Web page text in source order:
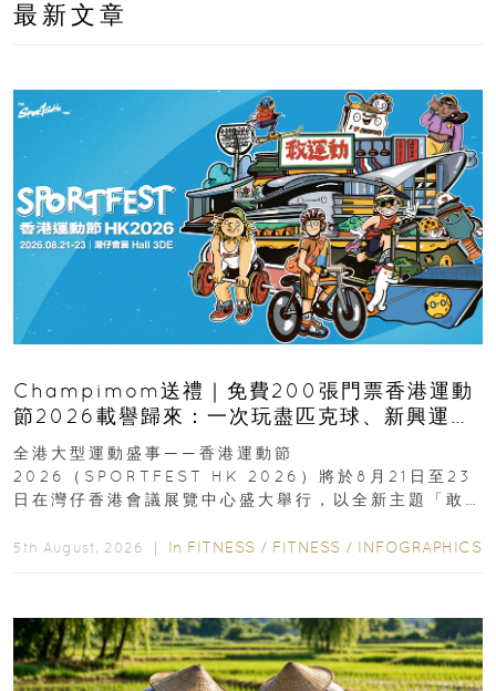
最新文章
Champimom送禮｜免費200張門票香港運動
節2026載譽歸來：一次玩盡匹克球、新興運
動、街舞比賽＋逾百運動品牌展覽
全港大型運動盛事——香港運動節
2026（SPORTFEST HK 2026）將於8月21日至23
日在灣仔香港會議展覽中心盛大舉行，以全新主題「敢
5th August, 2026 ｜ In FITNESS / FITNESS / INFOGRAPHICS